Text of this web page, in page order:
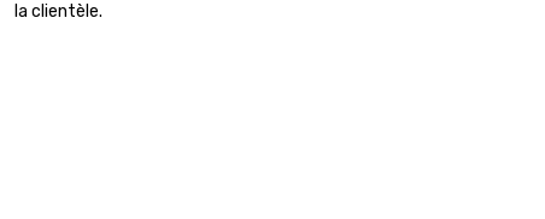
la clientèle.